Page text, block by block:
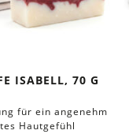
ISABELL, 70 G
für ein angenehm
Hautgefühl